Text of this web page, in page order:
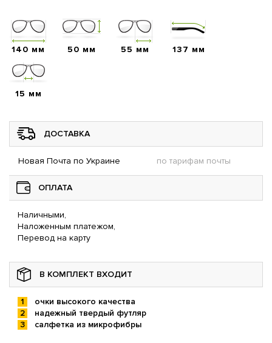
140 мм 50 мм 55 мм 137 мм
15 мм
ДОСТАВКА
Новая Почта по Украине по тарифам почты
ОПЛАТА
Наличными,
Наложенным платежом,
Перевод на карту
В КОМПЛЕКТ ВХОДИТ
очки высокого качества
надежный твердый футляр
салфетка из микрофибры